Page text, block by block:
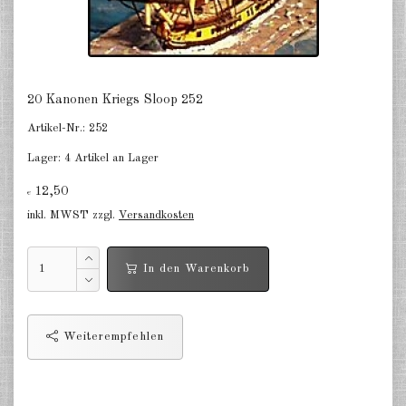
auf dem Land Bürgerkrieg USA
GHQ 1:160 (N)
DE EN
20 Kanonen Kriegs Sloop 252
Artikel-Nr.: 252
Lager: 4 Artikel an Lager
€ 12,50
inkl. MWST zzgl. Versandkosten
In den Warenkorb
Weiterempfehlen